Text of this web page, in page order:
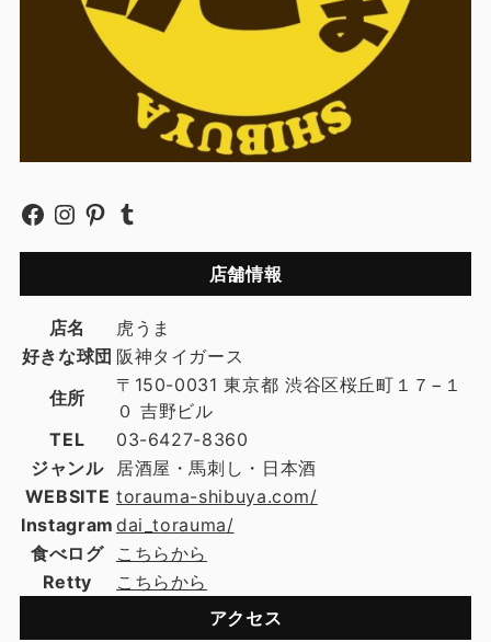
店舗情報
店名
虎うま
好きな球団 阪神タイガース
住所
〒150-0031 東京都 渋谷区桜丘町１７−１
０ 吉野ビル
TEL
03-6427-8360
ジャンル
居酒屋・馬刺し・日本酒
WEBSITE torauma-shibuya.com/
Instagram dai_torauma/
食べログ
こちらから
Retty
こちらから
アクセス